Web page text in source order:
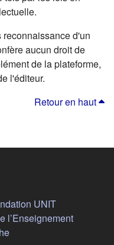
d'un
aucun droit de
de la plateforme,
l'éditeur.
Retour en haut
UNIT(s'ouvre
l’Enseignement
(s'ouvre dans un nouvel